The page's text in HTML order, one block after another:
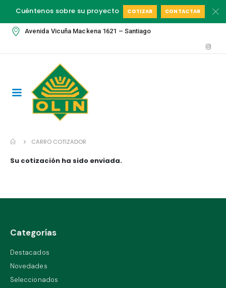
Cuéntenos sobre su proyecto COTIZAR CONTACTAR
Avenida Vicuña Mackena 1621 – Santiago
CARRO COTIZADOR
Su cotización ha sido enviada.
Categorías
Destacados
Novedades
Seleccionados